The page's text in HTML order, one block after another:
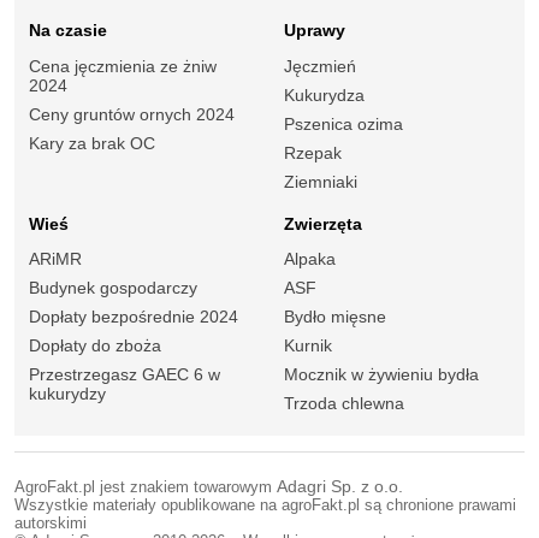
Na czasie
Cena jęczmienia ze żniw
2024
Ceny gruntów ornych 2024
Kary za brak OC
Uprawy
Jęczmień
Kukurydza
Pszenica ozima
Rzepak
Ziemniaki
Wieś
ARiMR
Budynek gospodarczy
Dopłaty bezpośrednie 2024
Dopłaty do zboża
Przestrzegasz GAEC 6 w
kukurydzy
Zwierzęta
Alpaka
ASF
Bydło mięsne
Kurnik
Mocznik w żywieniu bydła
Trzoda chlewna
AgroFakt.pl jest znakiem towarowym Adagri Sp. z o.o.
Wszystkie materiały opublikowane na agroFakt.pl są chronione prawami
autorskimi